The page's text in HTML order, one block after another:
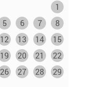
1
5 6 7
8
12 13 14
15
19 20 21
22
26 27 28
29